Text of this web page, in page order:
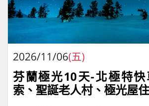
2026/11/06(五)
芬蘭極光10天-北極特
索、聖誕老人村、極光屋